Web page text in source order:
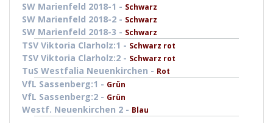
SW Marienfeld 2018-1 - Schwarz
SW Marienfeld 2018-2 - Schwarz
SW Marienfeld 2018-3 - Schwarz
TSV Viktoria Clarholz:1 - Schwarz rot
TSV Viktoria Clarholz:2 - Schwarz rot
TuS Westfalia Neuenkirchen - Rot
VfL Sassenberg:1 - Grün
VfL Sassenberg:2 - Grün
Westf. Neuenkirchen 2 - Blau